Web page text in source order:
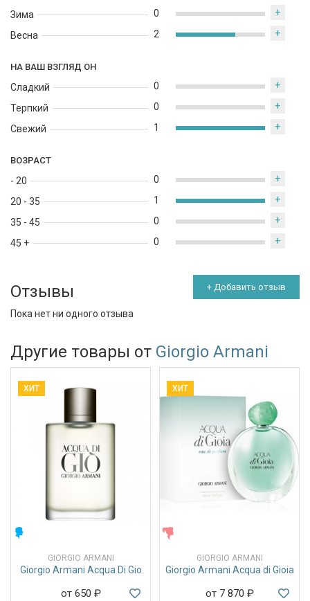
Зима
Весна
0 +
2 +
НА ВАШ ВЗГЛЯД ОН
Сладкий
Терпкий
Свежий
0 +
0 +
1 +
ВОЗРАСТ
- 20
20 - 35
35 - 45
45 +
0 +
1 +
0 +
0 +
Отзывы + Добавить отзыв
Пока нет ни одного отзыва
Другие товары от Giorgio Armani
ХИТ
GIORGIO ARMANI
Giorgio Armani Acqua Di Gio
от 650 ₽
ХИТ
GIORGIO ARMANI
Giorgio Armani Acqua di Gioia
от 7 870 ₽